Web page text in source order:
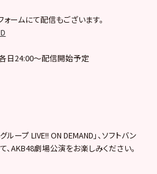
ームにて配信もございます。
日24:00～配信開始予定
ープ LIVE!! ON DEMAND」、ソフトバン
、AKB48劇場公演をお楽しみください。